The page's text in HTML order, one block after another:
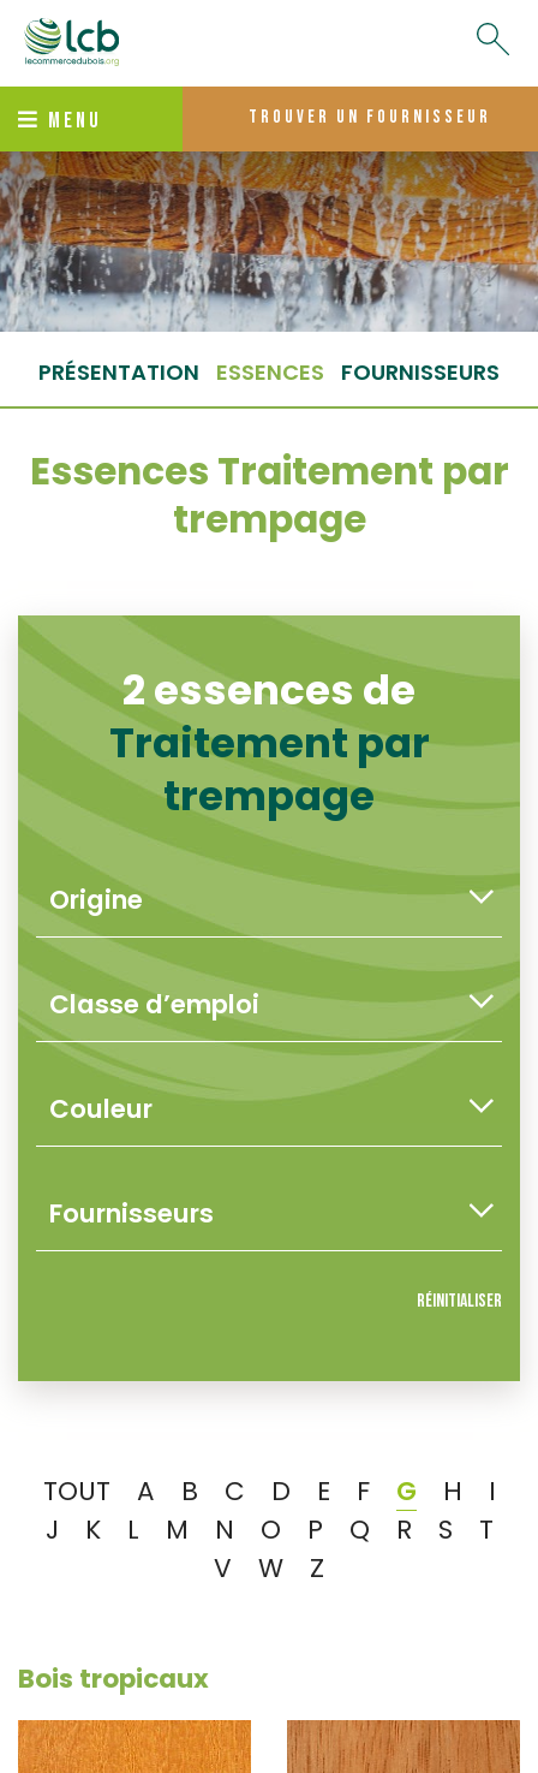
MENU trouver un fournisseur
PRÉSENTATION ESSENCES FOURNISSEURS
Essences Traitement par
trempage
2 essences de
Traitement par
trempage
Réinitialiser
TOUT A B C D E F G H
I
J
K L M N O P Q R S
T
V
W Z
Bois tropicaux